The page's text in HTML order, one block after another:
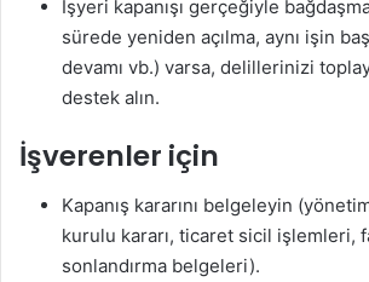
İşyeri kapanışı gerçeğiyle
sürede yeniden açılma, aynı işin
devamı vb.) varsa, delillerinizi
destek alın.
İşverenler için
Kapanış kararını belgeleyin
kurulu kararı, ticaret sicil işlemleri,
sonlandırma belgeleri).